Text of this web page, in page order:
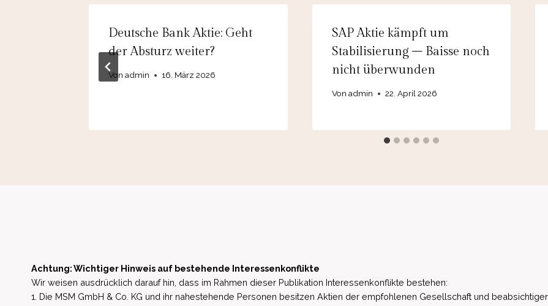
Deutsche Bank Aktie: Geht
der Absturz weiter?
Von admin 16. März 2026
SAP Aktie kämpft um
Stabilisierung – Baisse noch
nicht überwunden
Von admin 22. April 2026
Achtung: Wichtiger Hinweis auf bestehende Interessenkonflikte
Wir weisen ausdrücklich darauf hin, dass im Rahmen dieser Publikation Interessenkonflikte bestehen:
1. Die MSM GmbH & Co. KG und ihr nahestehende Personen besitzen Aktien der empfohlenen Gesellschaft und